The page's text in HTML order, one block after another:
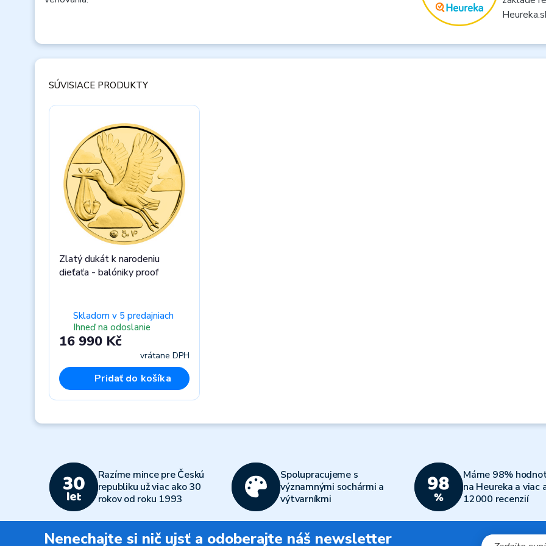
SÚVISIACE PRODUKTY
Zlatý dukát k narodeniu
dieťaťa - balóniky proof
Skladom v 5 predajniach
Ihneď na odoslanie
16 990 Kč
vrátane DPH
Pridať do košíka
Razíme mince pre Českú
republiku už viac ako 30
rokov od roku 1993
Spolupracujeme s
významnými sochármi a
výtvarníkmi
Máme 98%
na Heureka a viac
12000 recenzií
Nenechajte si nič ujsť a odoberajte náš newsletter